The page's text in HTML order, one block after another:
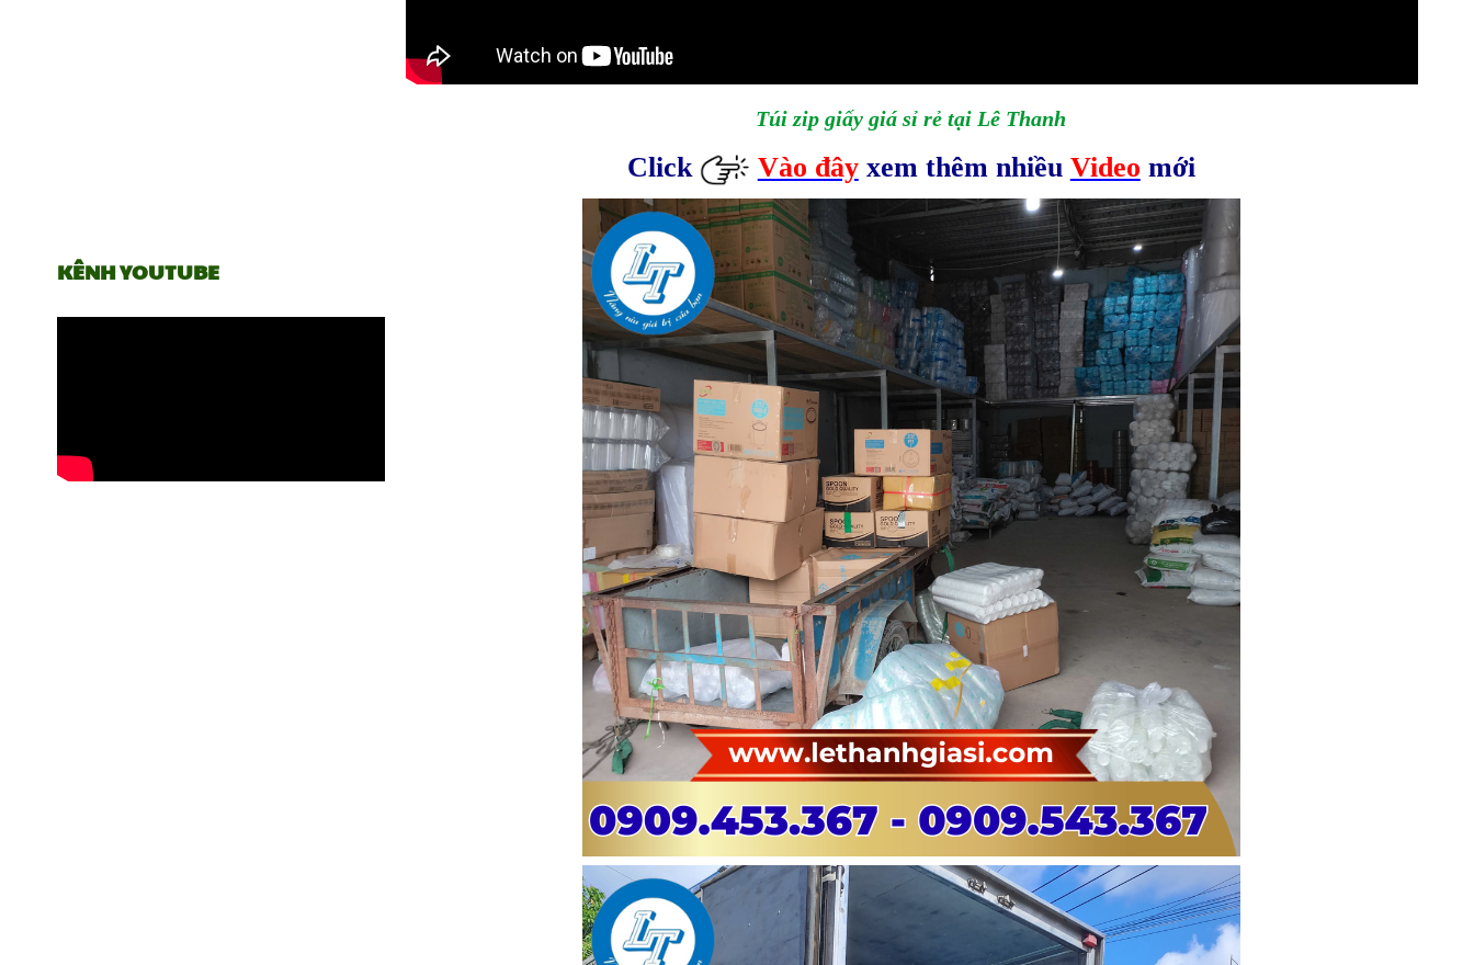
Túi zip giấy giá sỉ rẻ tại Lê Thanh
Click Vào đâyxem thêm nhiều Video mới
KÊNH YOUTUBE